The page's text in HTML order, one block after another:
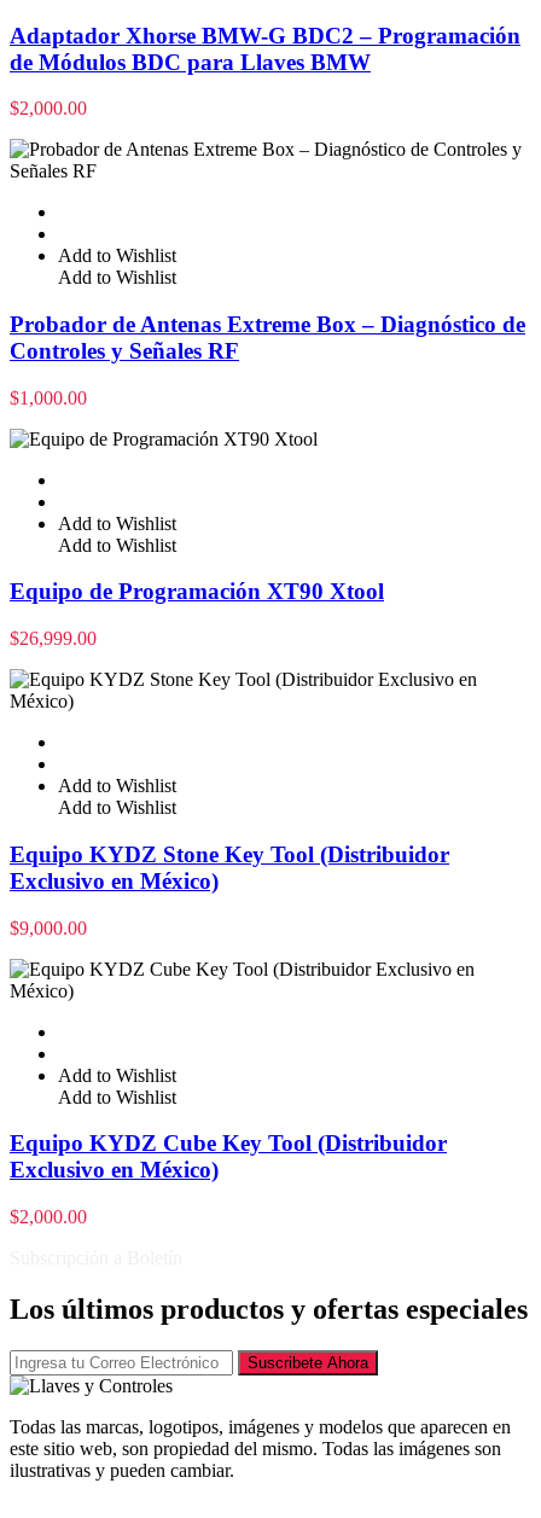
Adaptador Xhorse BMW-G BDC2 – Programación
de Módulos BDC para Llaves BMW
$2,000.00
Add to Wishlist
Add to Wishlist
Probador de Antenas Extreme Box – Diagnóstico de
Controles y Señales RF
$1,000.00
Add to Wishlist
Add to Wishlist
Equipo de Programación XT90 Xtool
$26,999.00
Add to Wishlist
Add to Wishlist
Equipo KYDZ Stone Key Tool (Distribuidor
Exclusivo en México)
$9,000.00
Add to Wishlist
Add to Wishlist
Equipo KYDZ Cube Key Tool (Distribuidor
Exclusivo en México)
$2,000.00
Los últimos productos y ofertas especiales
Suscribete Ahora
Todas las marcas, logotipos, imágenes y modelos que aparecen en
este sitio web, son propiedad del mismo. Todas las imágenes son
ilustrativas y pueden cambiar.